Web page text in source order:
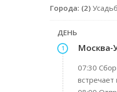
Города: (2)
ДЕНЬ
1 Москва-
07:30
встречает